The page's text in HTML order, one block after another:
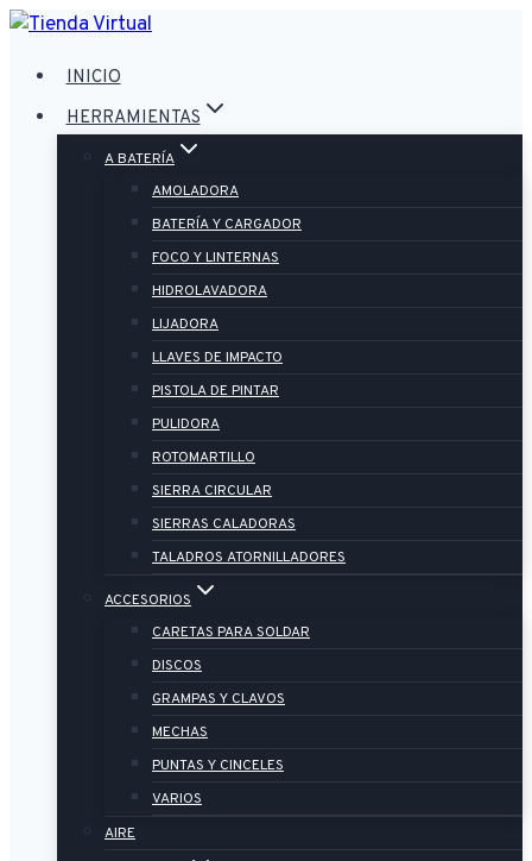
Saltar
contenido
INICIO
HERRAMIENTAS
A BATERÍA
AMOLADORA
BATERÍA Y CARGADOR
FOCO Y LINTERNAS
HIDROLAVADORA
LIJADORA
LLAVES DE IMPACTO
PISTOLA DE PINTAR
PULIDORA
ROTOMARTILLO
SIERRA CIRCULAR
SIERRAS CALADORAS
TALADROS ATORNILLADORES
ACCESORIOS
CARETAS PARA SOLDAR
DISCOS
GRAMPAS Y CLAVOS
MECHAS
PUNTAS Y CINCELES
VARIOS
AIRE